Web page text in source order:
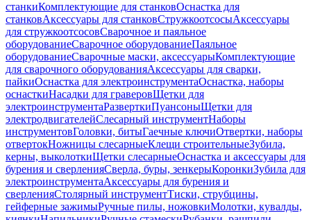
станкиКомплектующие для станковОснастка для
станковАксессуары для станковСтружкоотсосыАксессуары
для стружкоотсосовСварочное и паяльное
оборудованиеСварочное оборудованиеПаяльное
оборудованиеСварочные маски, аксессуарыКомплектующие
для сварочного оборудованияАксессуары для сварки,
пайкиОснастка для электроинструментаОснастка, наборы
оснасткиНасадки для граверовЩетки для
электроинструментаРазверткиПуансоныЩетки для
электродвигателейСлесарный инструментНаборы
инструментовГоловки, битыГаечные ключиОтвертки, наборы
отвертокНожницы слесарныеКлещи строительныеЗубила,
керны, выколоткиЩетки слесарныеОснастка и аксессуары для
бурения и сверленияСверла, буры, зенкерыКоронкиЗубила для
электроинструментаАксессуары для бурения и
сверленияСтолярный инструментТиски, струбцины,
гейферные зажимыРучные пилы, ножовкиМолотки, кувалды,